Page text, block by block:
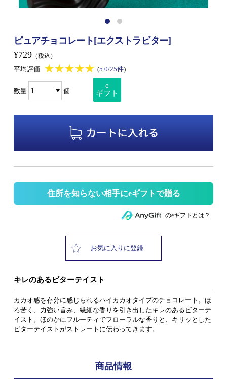
ピュアチョコレート[エクストラビター]
¥729 （税込）
平均評価 ★★★★★
★★★★★ (5.0/25件)
数量 個
e
ギフト
住所を知らない相手にeギフトで贈る
のeギフトとは？
お気に入りに登録
キレのあるビターテイスト
カカオ感を存分に感じられるハイカカオタイプのチョコレート。ほ
ろ苦く、力強い旨み、繊細な香りを引き出したキレのあるビターテ
イスト。ほのかにフルーティでフローラルな香りと、キリッとした
ビターテイストがストレートに伝わってきます。
商品情報